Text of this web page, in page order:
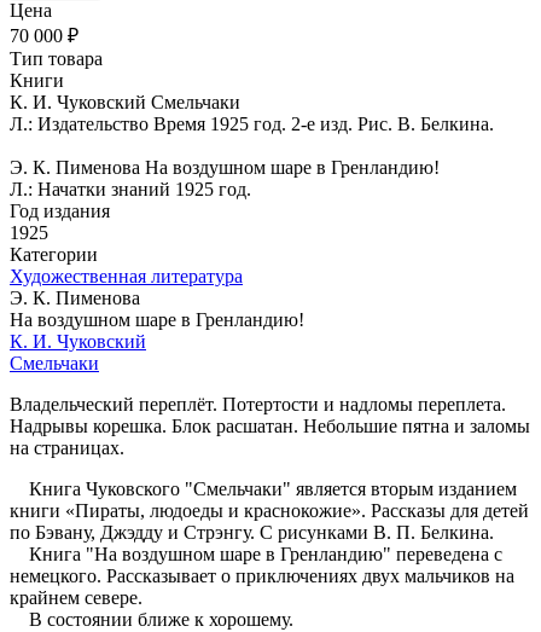
Цена
70 000 ₽
Тип товара
Книги
К. И. Чуковский Смельчаки
Л.: Издательство Время 1925 год. 2-е изд. Рис. В. Белкина.
Э. К. Пименова На воздушном шаре в Гренландию!
Л.: Начатки знаний 1925 год.
Год издания
1925
Категории
Художественная литература
Э. К. Пименова
На воздушном шаре в Гренландию!
К. И. Чуковский
Смельчаки
Владельческий переплёт. Потертости и надломы переплета.
Надрывы корешка. Блок расшатан. Небольшие пятна и заломы
на страницах.
Книга Чуковского "Смельчаки" является вторым изданием
книги «Пираты, людоеды и краснокожие». Рассказы для детей
по Бэвану, Джэдду и Стрэнгу. С рисунками В. П. Белкина.
Книга "На воздушном шаре в Гренландию" переведена с
немецкого. Рассказывает о приключениях двух мальчиков на
крайнем севере.
В состоянии ближе к хорошему.